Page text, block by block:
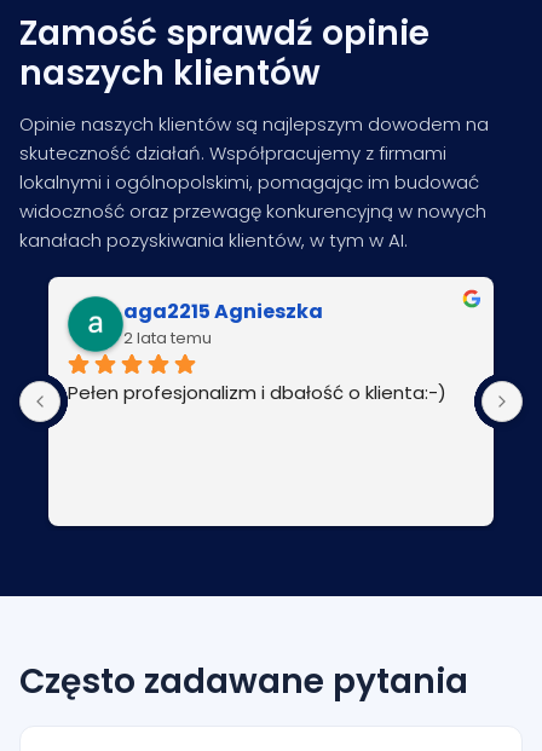
Zamość sprawdź opinie
naszych klientów
Opinie naszych klientów są najlepszym dowodem na
skuteczność działań. Współpracujemy z firmami
lokalnymi i ogólnopolskimi, pomagając im budować
widoczność oraz przewagę konkurencyjną w nowych
kanałach pozyskiwania klientów, w tym w AI.
aga2215 Agnieszka
2 lata temu
Pełen profesjonalizm i dbałość o klienta:-)
Często zadawane pytania